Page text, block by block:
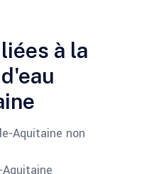
à la
Aquitaine non